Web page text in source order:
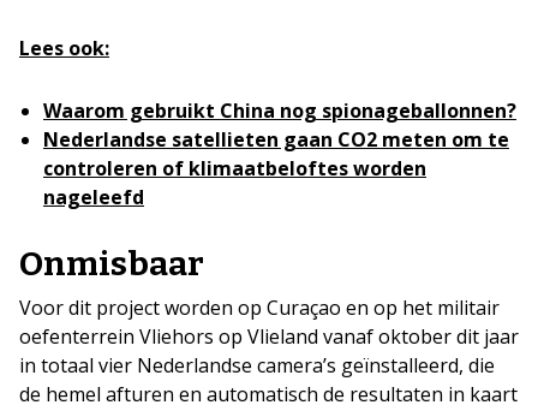
Lees ook:
Waarom gebruikt China nog spionageballonnen?
Nederlandse satellieten gaan CO2 meten om te
controleren of klimaatbeloftes worden
nageleefd
Onmisbaar
Voor dit project worden op Curaçao en op het militair
oefenterrein Vliehors op Vlieland vanaf oktober dit jaar
in totaal vier Nederlandse camera’s geïnstalleerd, die
de hemel afturen en automatisch de resultaten in kaart